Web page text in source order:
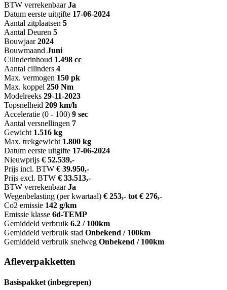
BTW verrekenbaar Ja
Datum eerste uitgifte 17-06-2024
Aantal zitplaatsen 5
Aantal Deuren 5
Bouwjaar 2024
Bouwmaand Juni
Cilinderinhoud 1.498 cc
Aantal cilinders 4
Max. vermogen 150 pk
Max. koppel 250 Nm
Modelreeks 29-11-2023
Topsnelheid 209 km/h
Acceleratie (0 - 100) 9 sec
Aantal versnellingen 7
Gewicht 1.516 kg
Max. trekgewicht 1.800 kg
Datum eerste uitgifte 17-06-2024
Nieuwprijs € 52.539,-
Prijs incl. BTW € 39.950,-
Prijs excl. BTW € 33.513,-
BTW verrekenbaar Ja
Wegenbelasting (per kwartaal) € 253,- tot € 276,-
Co2 emissie 142 g/km
Emissie klasse 6d-TEMP
Gemiddeld verbruik 6.2 / 100km
Gemiddeld verbruik stad Onbekend / 100km
Gemiddeld verbruik snelweg Onbekend / 100km
Afleverpakketten
Basispakket (inbegrepen)